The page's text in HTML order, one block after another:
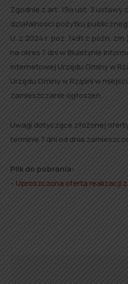
Zgodnie z art. 19a ust. 3 ustawy
działalności pożytku
U. z 2024 r. poz. 1491 z późn.
na okres 7 dni w Biuletynie
internetowej Urzędu Gminy w
Urzędu Gminy w Rząśni w
zamieszczanie ogłoszeń.
Uwagi dotyczące złożonej
terminie 7 dni od dnia
Plik do pobrania:
– Uproszczona oferta realizacji